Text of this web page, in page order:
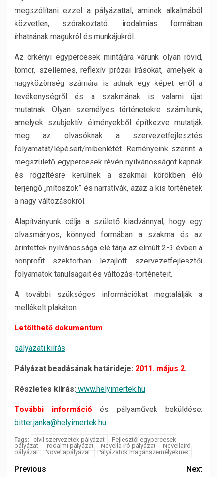
megszólítani ezzel a pályázattal, aminek alkalmából
közvetlen, szórakoztató, irodalmias formában
írhatnának magukról és munkájukról.
Az örkényi egypercesek mintájára várunk olyan rövid,
tömör, szellemes, reflexív prózai írásokat, amelyek a
nagyközönség számára is adnak egy képet erről a
tevékenységről és a szakmának is valami újat
mutatnak. Olyan személyes történetekre számítunk,
amelyek szubjektív élményekből építkezve mutatják
meg az olvasóknak a szervezetfejlesztés
folyamatát/lépéseit/mibenlétét. Reményeink szerint a
megszülető egypercesek révén nyilvánosságot kapnak
és rögzítésre kerülnek a szakmai körökben élő
terjengő „mítoszok” és narratívák, azaz a kis történetek
a nagy változásokról.
Alapítványunk célja a születő kiadvánnyal, hogy egy
olvasmányos, könnyed formában a szakma és az
érintettek nyilvánossága elé tárja az elmúlt 2-3 évben a
nonprofit szektorban lezajlott szervezetfejlesztői
folyamatok tanulságait és változás-történeteit.
A további szükséges információkat megtalálják a
mellékelt plakáton.
Letölthető dokumentum
pályázati kiírás
Pályázat beadásának határideje: 2011. május 2.
Részletes kiírás: www.helyimertek.hu
További információ és pályaművek beküldése:
bitter.janka@helyimertek.hu
Tags: civil szervezetek pályázat
Fejlesztői egypercesek
pályázat
irodalmi pályázat Novella író pályázat
Novellaíró
pályázat
Novellapályázat Pályázatok magánszemélyeknek
Previous
Next